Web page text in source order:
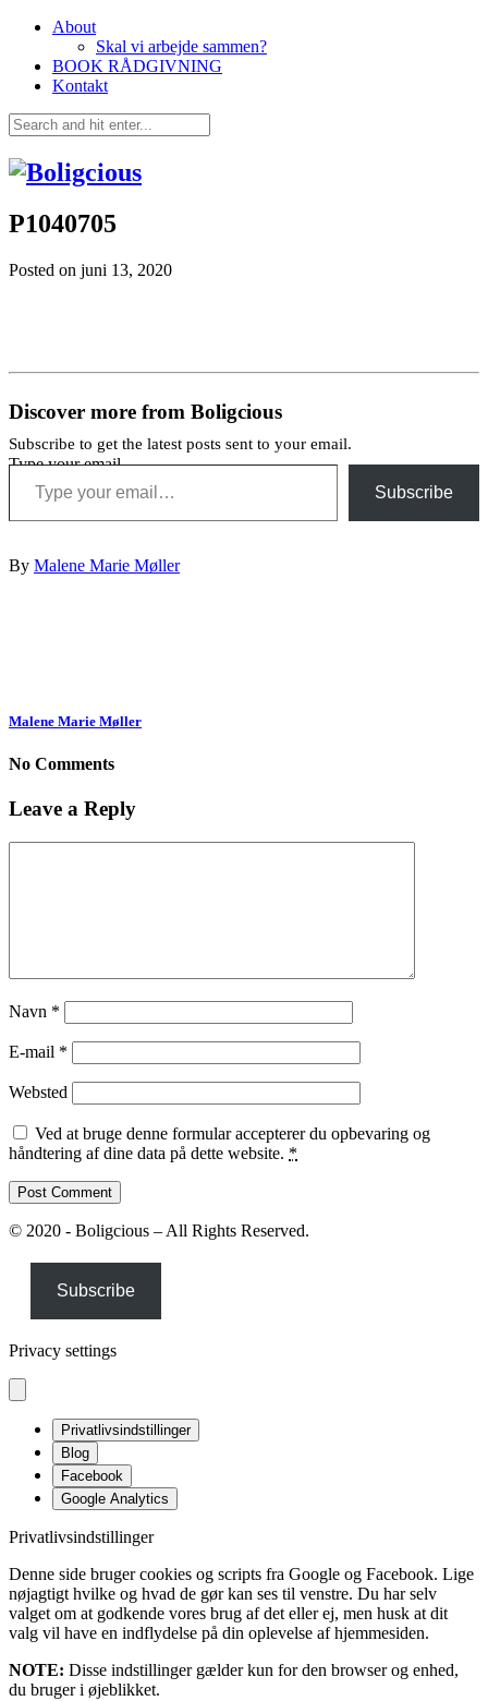
About
Skal vi arbejde sammen?
BOOK RÅDGIVNING
Kontakt
P1040705
Posted on juni 13, 2020
Discover more from Boligcious
Subscribe to get the latest posts sent to your email.
Type your email…
Subscribe
By Malene Marie Møller
Malene Marie Møller
No Comments
Leave a Reply
Navn *
E-mail *
Websted
Ved at bruge denne formular accepterer du opbevaring og
håndtering af dine data på dette website. *
© 2020 - Boligcious – All Rights Reserved.
Subscribe
Privacy settings
Privatlivsindstillinger
Blog
Facebook
Google Analytics
Privatlivsindstillinger
Denne side bruger cookies og scripts fra Google og Facebook. Lige
nøjagtigt hvilke og hvad de gør kan ses til venstre. Du har selv
valget om at godkende vores brug af det eller ej, men husk at dit
valg vil have en indflydelse på din oplevelse af hjemmesiden.
NOTE: Disse indstillinger gælder kun for den browser og enhed,
du bruger i øjeblikket.